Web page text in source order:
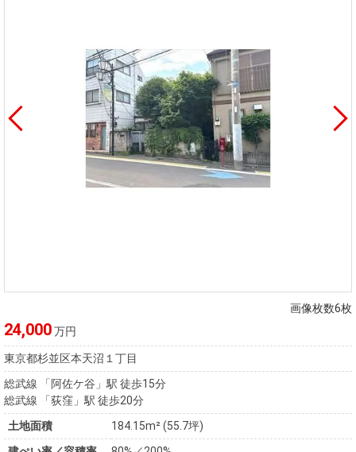
画像枚数6枚
24,000万円
東京都杉並区本天沼１丁目
総武線 「阿佐ケ谷」駅 徒歩15分
総武線 「荻窪」駅 徒歩20分
土地面積
184.15m² (55.7坪)